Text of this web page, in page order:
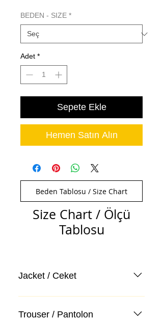
BEDEN - SIZE *
Adet *
Sepete Ekle
Hemen Satın Alın
Beden Tablosu / Size Chart
Size Chart / Ölçü
Tablosu
Jacket / Ceket
Trouser / Pantolon